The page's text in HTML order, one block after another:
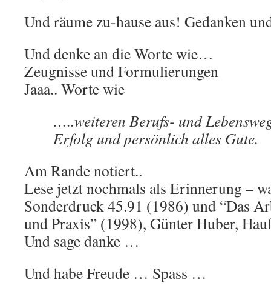
Und räume zu-hause aus! Gedanken
Und denke an die Worte wie…
Zeugnisse und Formulierungen
Jaaa.. Worte wie
…..weiteren Berufs- und
Erfolg und persönlich alles Gute.
Am Rande notiert..
Lese jetzt nochmals als Erinnerung –
Sonderdruck 45.91 (1986) und “Das
und Praxis” (1998), Günter Huber,
Und sage danke …
Und habe Freude … Spass …